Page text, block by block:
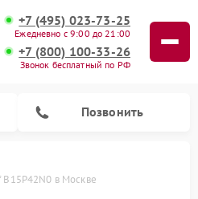
+7 (495) 023-73-25
Ежедневно с 9:00 до 21:00
+7 (800) 100-33-26
Звонок бесплатный по РФ
Позвонить
в Москве